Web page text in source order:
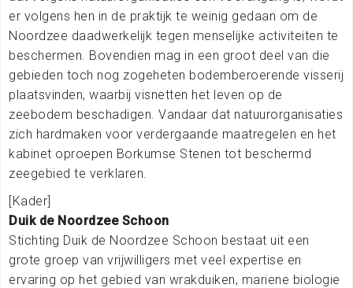
er volgens hen in de praktijk te weinig gedaan om de
Noordzee daadwerkelijk tegen menselijke activiteiten te
beschermen. Bovendien mag in een groot deel van die
gebieden toch nog zogeheten bodemberoerende visserij
plaatsvinden, waarbij visnetten het leven op de
zeebodem beschadigen. Vandaar dat natuurorganisaties
zich hardmaken voor verdergaande maatregelen en het
kabinet oproepen Borkumse Stenen tot beschermd
zeegebied te verklaren.
[Kader]
Duik de Noordzee Schoon
Stichting Duik de Noordzee Schoon bestaat uit een
grote groep van vrijwilligers met veel expertise en
ervaring op het gebied van wrakduiken, mariene biologie